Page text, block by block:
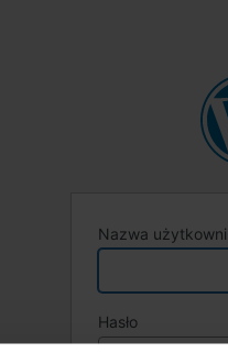
Nazwa
Hasło